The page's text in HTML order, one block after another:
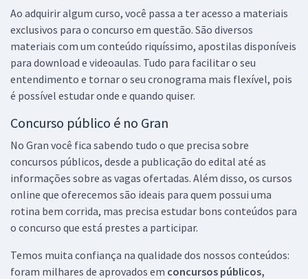
Ao adquirir algum curso, você passa a ter acesso a materiais
exclusivos para o concurso em questão. São diversos
materiais com um conteúdo riquíssimo, apostilas disponíveis
para download e videoaulas. Tudo para facilitar o seu
entendimento e tornar o seu cronograma mais flexível, pois
é possível estudar onde e quando quiser.
Concurso público é no Gran
No Gran você fica sabendo tudo o que precisa sobre
concursos públicos, desde a publicação do edital até as
informações sobre as vagas ofertadas. Além disso, os cursos
online que oferecemos são ideais para quem possui uma
rotina bem corrida, mas precisa estudar bons conteúdos para
o concurso que está prestes a participar.
Temos muita confiança na qualidade dos nossos conteúdos:
foram milhares de aprovados em concursos públicos,